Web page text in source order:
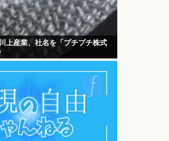
上産業、社名を「プチプチ株式